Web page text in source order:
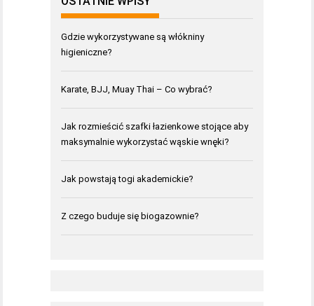
Gdzie wykorzystywane są włókniny
higieniczne?
Karate, BJJ, Muay Thai – Co wybrać?
Jak rozmieścić szafki łazienkowe stojące aby
maksymalnie wykorzystać wąskie wnęki?
Jak powstają togi akademickie?
Z czego buduje się biogazownie?